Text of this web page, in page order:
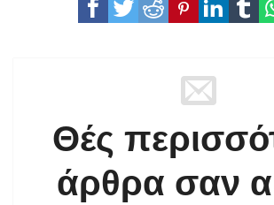
Θές
άρθρα σαν